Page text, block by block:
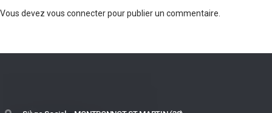
Vous devez vous connecterpour publier un commentaire.